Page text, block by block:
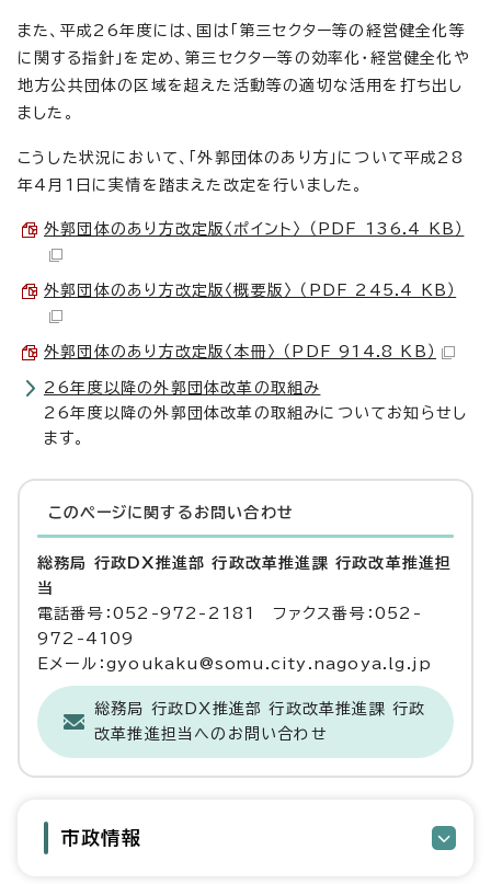
また、平成26年度には、国は「第三セクター等の経営健全化等
に関する指針」を定め、第三セクター等の効率化・経営健全化や
地方公共団体の区域を超えた活動等の適切な活用を打ち出し
ました。
こうした状況において、「外郭団体のあり方」について平成28
年4月1日に実情を踏まえた改定を行いました。
外郭団体のあり方改定版〈ポイント〉 （PDF 136.4 KB）
外郭団体のあり方改定版〈概要版〉 （PDF 245.4 KB）
外郭団体のあり方改定版〈本冊〉 （PDF 914.8 KB）
26年度以降の外郭団体改革の取組み
26年度以降の外郭団体改革の取組みについてお知らせし
ます。
このページに関する お問い合わせ
総務局 行政DX推進部 行政改革推進課 行政改革推進担
当
電話番号：052-972-2181 ファクス番号：052-
972-4109
Eメール：gyoukaku@somu.city.nagoya.lg.jp
総務局 行政DX推進部 行政改革推進課 行政
改革推進担当へのお問い合わせ
市政情報